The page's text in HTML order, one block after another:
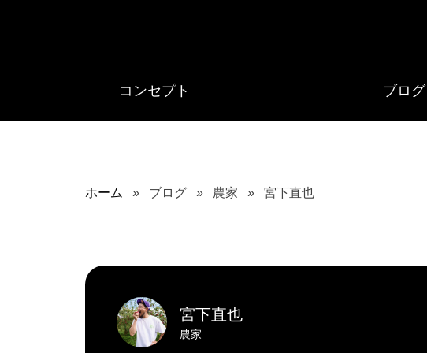
コンセプト ブログ
ホーム ブログ 農家 宮下直也
宮下直也
農家